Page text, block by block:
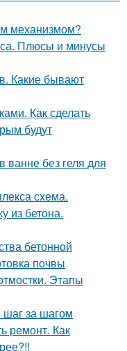
механизмом?
Плюсы и минусы
Какие бывают
Как сделать
будут
ванне без геля для
схема.
из бетона.
бетонной
почвы
Этапы
шаг за шагом
ремонт. Как